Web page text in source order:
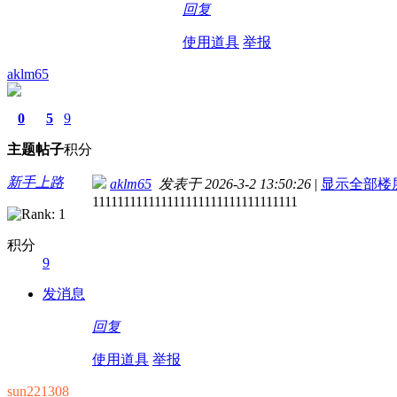
回复
使用道具 举报
aklm65
0
主题
5
帖子
9
积分
新手上路
积分
9
发消息
aklm65 发表于 2026-3-2 13:50:26 | 显示全部楼
111111111111111111111111111111111
回复
使用道具 举报
sun221308